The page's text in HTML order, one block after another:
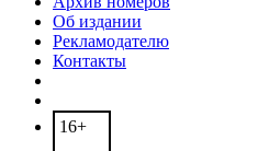
Об издании
Рекламодателю
Контакты
16+